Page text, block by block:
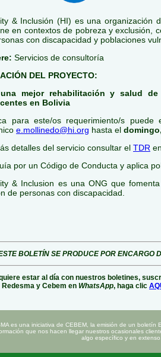
& Inclusión (HI) es una organización
en contextos de pobreza y exclusión,
con discapacidad y poblaciones
Servicios de consultoría
DEL PROYECTO:
una mejor rehabilitación y salud
en Bolivia
para este/os requerimiento/s puede
e.mollinedo@hi.org hasta el
detalles del servicio consultar el TDR
por un Código de Conducta y aplica
& Inclusion es una ONG que
de personas con discapacidad.
BOLETÍN SE PRODUCE POR ENCARGO
estar al día con nuestros boletines,
Redesma y Cebem en WhatsApp, haga clic
es una iniciativa de CEBEM, la emisión de un
que nos hacen llegar nuestros ocasionales
algo específico y en